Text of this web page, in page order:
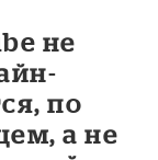
не
по
а не